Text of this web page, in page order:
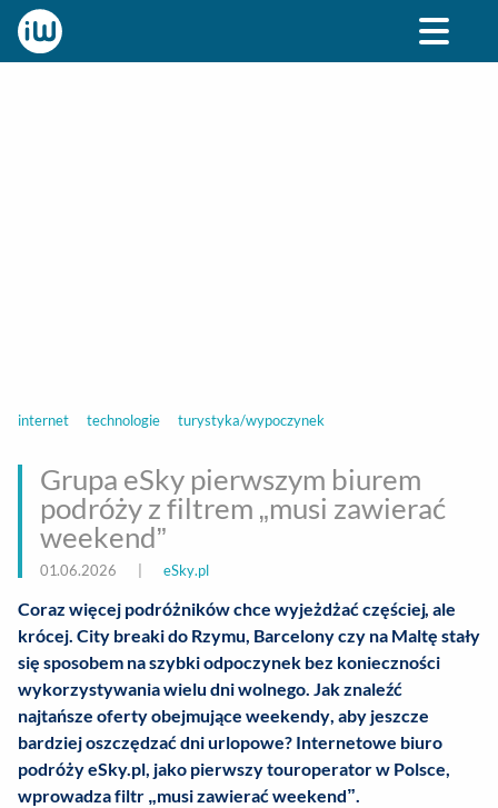
internet technologie turystyka/wypoczynek
Grupa eSky pierwszym biurem
podróży z filtrem „musi zawierać
weekend”
01.06.2026 eSky.pl
Coraz więcej podróżników chce wyjeżdżać częściej, ale
krócej. City breaki do Rzymu, Barcelony czy na Maltę stały
się sposobem na szybki odpoczynek bez konieczności
wykorzystywania wielu dni wolnego. Jak znaleźć
najtańsze oferty obejmujące weekendy, aby jeszcze
bardziej oszczędzać dni urlopowe? Internetowe biuro
podróży eSky.pl, jako pierwszy touroperator w Polsce,
wprowadza filtr „musi zawierać weekend”.